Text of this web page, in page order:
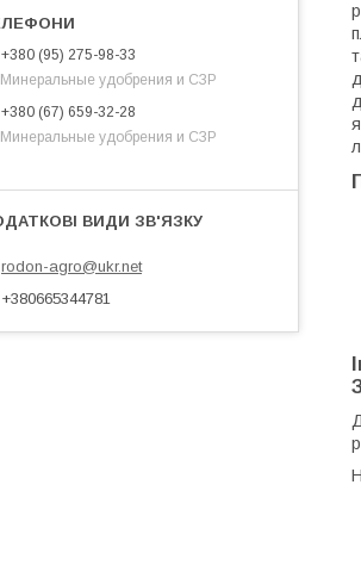
+380 (95) 275-98-33
Минеральные удобрения и СЗР
+380 (67) 659-32-28
Минеральные удобрения и СЗР
rodon-agro@ukr.net
+380665344781